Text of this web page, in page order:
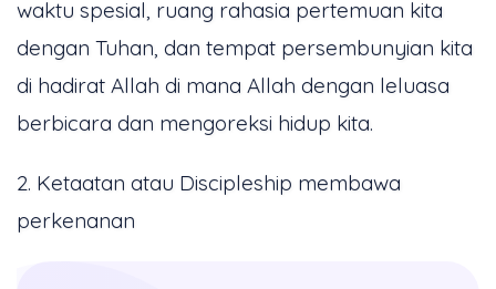
waktu spesial, ruang rahasia pertemuan kita
dengan Tuhan, dan tempat persembunyian kita
di hadirat Allah di mana Allah dengan leluasa
berbicara dan mengoreksi hidup kita.
2. Ketaatan atau Discipleship membawa
perkenanan